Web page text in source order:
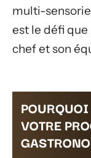
multi-
est le défi
chef et son
VOTRE